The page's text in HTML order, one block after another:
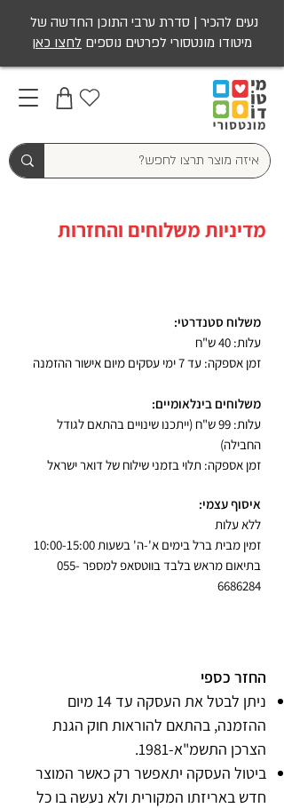
מיטודו מונטסורי לפרטים נוספים לחצו כאן
מדיניות משלוחים והחזרות
משלוח סטנדרטי:
עלות: 40 ש"ח
זמן אספקה: עד 7 ימי עסקים מיום אישור ההזמנה
משלוחים בינלאומיים:
עלות: 99 ש"ח (ייתכנו שינויים בהתאם לגודל
החבילה)
זמן אספקה: תלוי בזמני שילוח של דואר ישראל
איסוף עצמי:
ללא עלות
זמין מבית ברל בימים א'-ה' בשעות 10:00-15:00
בתיאום מראש בלבד בווטסאפ למספר 055-
6686284
החזר כספי
ניתן לבטל את העסקה עד 14 מיום
ההזמנה, בהתאם להוראות חוק הגנת
הצרכן התשמ"א-1981.
ביטול העסקה יתאפשר רק כאשר המוצר
חדש באריזתו המקורית ולא נעשה בו כל